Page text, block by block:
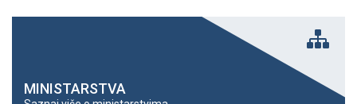
MINISTARSTVA